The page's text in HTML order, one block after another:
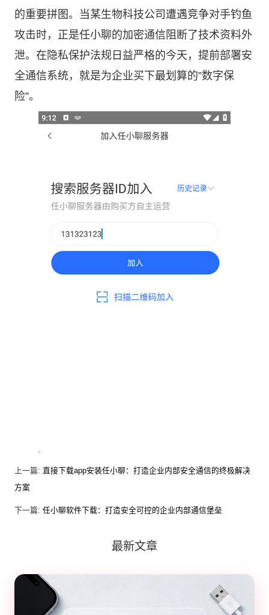
的重要拼图。当某生物科技公司遭遇竞争对手钓鱼
攻击时，正是任小聊的加密通信阻断了技术资料外
泄。在隐私保护法规日益严格的今天，提前部署安
全通信系统，就是为企业买下最划算的”数字保
险”。
上一篇: 直接下载app安装任小聊：打造企业内部安全通信的终极解决
方案
下一篇: 任小聊软件下载：打造安全可控的企业内部通信堡垒
最新文章